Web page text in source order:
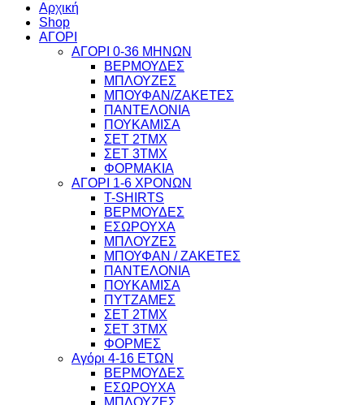
Αρχική
Shop
ΑΓΟΡΙ
ΑΓΟΡΙ 0-36 ΜΗΝΩΝ
ΒΕΡΜΟΥΔΕΣ
ΜΠΛΟΥΖΕΣ
ΜΠΟΥΦΑΝ/ΖΑΚΕΤΕΣ
ΠΑΝΤΕΛΟΝΙΑ
ΠΟΥΚΑΜΙΣΑ
ΣΕΤ 2ΤΜΧ
ΣΕΤ 3ΤΜΧ
ΦΟΡΜΑΚΙΑ
ΑΓΟΡΙ 1-6 ΧΡΟΝΩΝ
T-SHIRTS
ΒΕΡΜΟΥΔΕΣ
ΕΣΩΡΟΥΧΑ
ΜΠΛΟΥΖΕΣ
ΜΠΟΥΦΑΝ / ΖΑΚΕΤΕΣ
ΠΑΝΤΕΛΟΝΙΑ
ΠΟΥΚΑΜΙΣΑ
ΠΥΤΖΑΜΕΣ
ΣΕΤ 2ΤΜΧ
ΣΕΤ 3ΤΜΧ
ΦΟΡΜΕΣ
Αγόρι 4-16 ΕΤΩΝ
ΒΕΡΜΟΥΔΕΣ
ΕΣΩΡΟΥΧΑ